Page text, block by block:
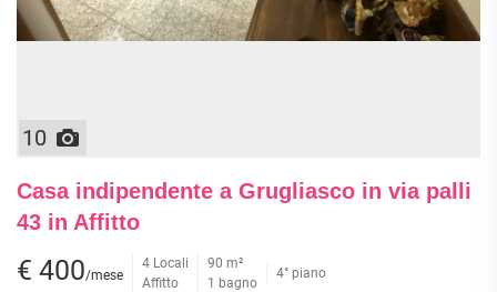
10
Casa indipendente a Grugliasco in via palli
43 in Affitto
€ 400/mese
4 Locali
Affitto
90 m²
1 bagno
4° piano